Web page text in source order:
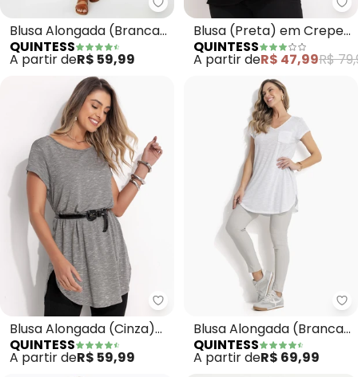
Quintess - Blusa Alongada
Blusa Alongada (Branca)
com Barra Arredondada
QUINTESS
A partir deR$ 59,99
Blusa (Preta) em Crepe
Plano
QUINTESS
A partir deR$ 47,99R$
Quintess - Blusa Alongada
Blusa Alongada (Cinza)
com Barra
Arrendondada
QUINTESS
A partir deR$ 59,99
Blusa Alongada (Branca)
com Decote V
QUINTESS
A partir deR$ 69,99